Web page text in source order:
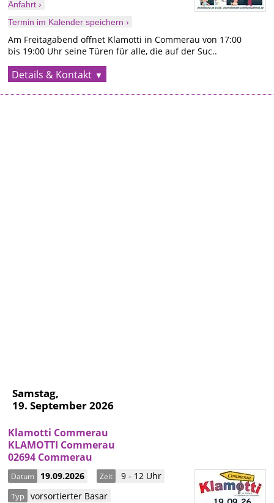
Anfahrt ›
Termin im Kalender speichern ›
Am Freitagabend öffnet Klamotti in Commerau von 17:00
bis 19:00 Uhr seine Türen für alle, die auf der Suc..
Details & Kontakt
Samstag,
19. September 2026
Klamotti Commerau
KLAMOTTI Commerau
02694 Commerau
Datum 19.09.2026 Zeit 9 - 12 Uhr
Typ vorsortierter Basar